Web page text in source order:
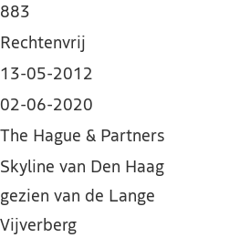
883
Rechtenvrij
13-05-2012
02-06-2020
The Hague & Partners
Skyline van Den Haag
gezien van de Lange
Vijverberg